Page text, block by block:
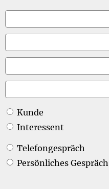
Kunde
Interessent
Telefongespräch
Persönliches Gespräch